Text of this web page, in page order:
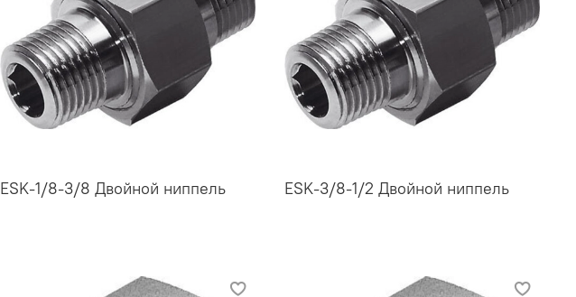
ESK-1/8-3/8 Двойной ниппель ESK-3/8-1/2 Двойной ниппель